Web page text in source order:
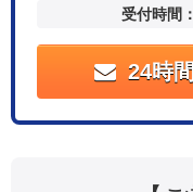
受付時間
24時